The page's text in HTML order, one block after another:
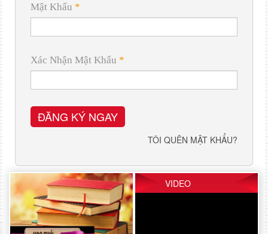
Mật Khẩu *
Xác Nhận Mật Khẩu *
ĐĂNG KÝ NGAY
TÔI QUÊN MẬT KHẨU?
VIDEO